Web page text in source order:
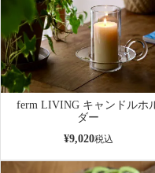
ferm LIVING キャンドルホ
ダー
¥9,020税込